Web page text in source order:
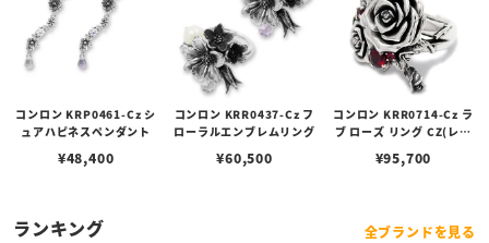
コンロン KRP0461-Cz シ
ュアハピネスペンダント
¥48,400
コンロン KRR0437-Cz フ
ローラルエンブレムリング
¥60,500
コンロン KRR0714-Cz ラ
ブ ローズ リング CZ(レッ
¥95,700
ランキング 全ブランドを見る